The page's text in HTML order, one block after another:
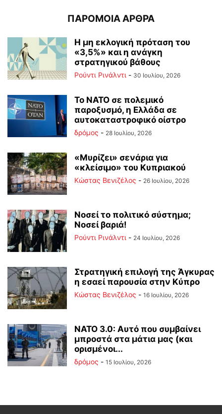
ΠΑΡΟΜΟΙΑ ΑΡΘΡΑ
Η μη εκλογική πρόταση του
«3,5%» και η ανάγκη
στρατηγικού βάθους
Ρούντι Ρινάλντι - 30 Ιουλίου, 2026
Το ΝΑΤΟ σε πολεμικό
παροξυσμό, η Ελλάδα σε
αυτοκαταστροφικό οίστρο
δρόμος - 28 Ιουλίου, 2026
«Μυρίζει» σενάρια για
«κλείσιμο» του Κυπριακού
Κώστας Βενιζέλος - 26 Ιουλίου, 2026
Νοσεί το πολιτικό σύστημα;
Νοσεί βαριά!
Ρούντι Ρινάλντι - 24 Ιουλίου, 2026
Στρατηγική επιλογή της Άγκυρας
η εσαεί παρουσία στην Κύπρο
Κώστας Βενιζέλος - 16 Ιουλίου, 2026
ΝΑΤΟ 3.0: Αυτό που συμβαίνει
μπροστά στα μάτια μας (και
ορισμένοι...
δρόμος - 15 Ιουλίου, 2026